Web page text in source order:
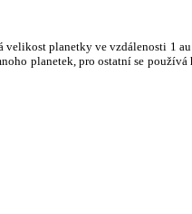
planetky ve vzdálenosti 1
planetek, pro ostatní se